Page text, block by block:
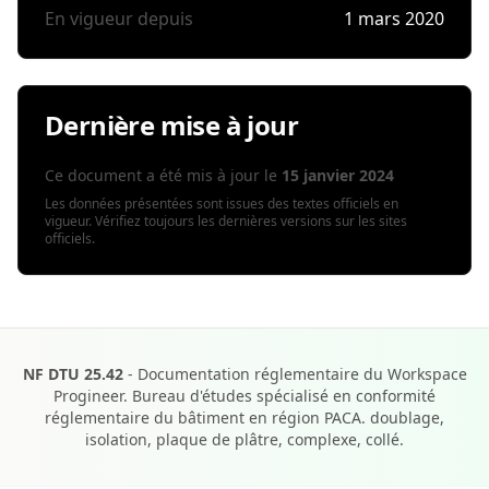
En vigueur depuis
1 mars 2020
Dernière mise à jour
Ce document a été mis à jour le 15 janvier 2024
Les données présentées sont issues des textes officiels en
vigueur. Vérifiez toujours les dernières versions sur les sites
officiels.
NF DTU 25.42- Documentation réglementaire du Workspace
Progineer. Bureau d'études spécialisé en conformité
réglementaire du bâtiment en région PACA. doublage,
isolation, plaque de plâtre, complexe, collé.